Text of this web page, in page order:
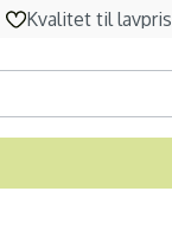
Kvalitet til lavpris